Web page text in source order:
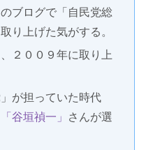
ブログで「自民党総
り上げた気がする。
２００９年に取り上
が担っていた時代
「谷垣禎一」
さんが選